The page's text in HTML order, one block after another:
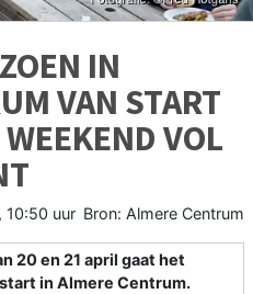
IN
VAN START
VOL
10:50 uur Bron: Almere Centrum
20 en 21 april gaat het
in Almere Centrum.